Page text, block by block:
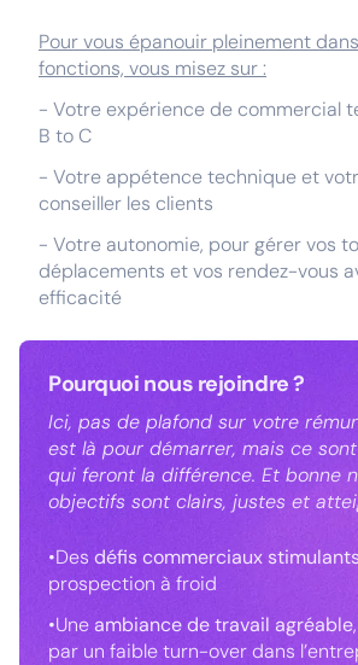
Pour vous épanouir pleinement
fonctions, vous misez sur :
- Votre expérience de commercial
B to C
- Votre appétence technique et
conseiller les clients
- Votre autonomie, pour gérer vos
déplacements et vos rendez-vous
efficacité
Pourquoi nous rejoindre ?
Ici, pas de plafond sur votre
est là pour démarrer, mais ce
qui feront la différence. Et bonne
objectifs sont clairs, justes et
•Des défis commerciaux
prospection à froid
•Uneambiance de travail agréable
par un faible turn-over dans